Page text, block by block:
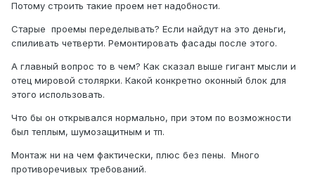
Потому строить такие проем нет надобности.
Старые проемы переделывать? Если найдут на это деньги,
спиливать четверти. Ремонтировать фасады после этого.
А главный вопрос то в чем? Как сказал выше гигант мысли и
отец мировой столярки. Какой конкретно оконный блок для
этого использовать.
Что бы он открывался нормально, при этом по возможности
был теплым, шумозащитным и тп.
Монтаж ни на чем фактически, плюс без пены. Много
противоречивых требований.